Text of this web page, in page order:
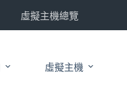
虛擬主機總覽
虛擬主機